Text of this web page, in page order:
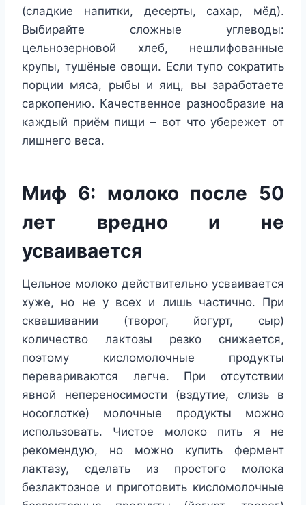
(сладкие напитки, десерты, сахар, мёд).
Выбирайте сложные углеводы:
цельнозерновой хлеб, нешлифованные
крупы, тушёные овощи. Если тупо сократить
порции мяса, рыбы и яиц, вы заработаете
саркопению. Качественное разнообразие на
каждый приём пищи – вот что убережет от
лишнего веса.
Миф 6: молоко после 50
лет вредно и не
усваивается
Цельное молоко действительно усваивается
хуже, но не у всех и лишь частично. При
сквашивании (творог, йогурт, сыр)
количество лактозы резко снижается,
поэтому кисломолочные продукты
перевариваются легче. При отсутствии
явной непереносимости (вздутие, слизь в
носоглотке) молочные продукты можно
использовать. Чистое молоко пить я не
рекомендую, но можно купить фермент
лактазу, сделать из простого молока
безлактозное и приготовить кисломолочные